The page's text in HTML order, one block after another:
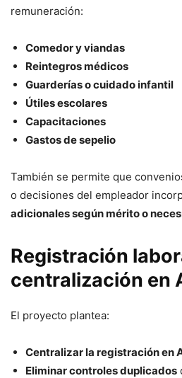
remuneración:
Comedor y viandas
Reintegros médicos
Guarderías o cuidado infantil
Útiles escolares
Capacitaciones
Gastos de sepelio
También se permite que
o decisiones del empleador
adicionales según mérito o
Registración
centralización en
El proyecto plantea:
Centralizar la registración en
Eliminar controles duplicados